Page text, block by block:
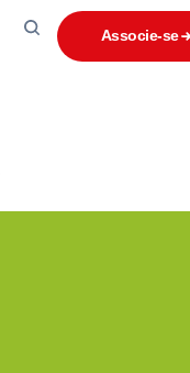
Associe-se